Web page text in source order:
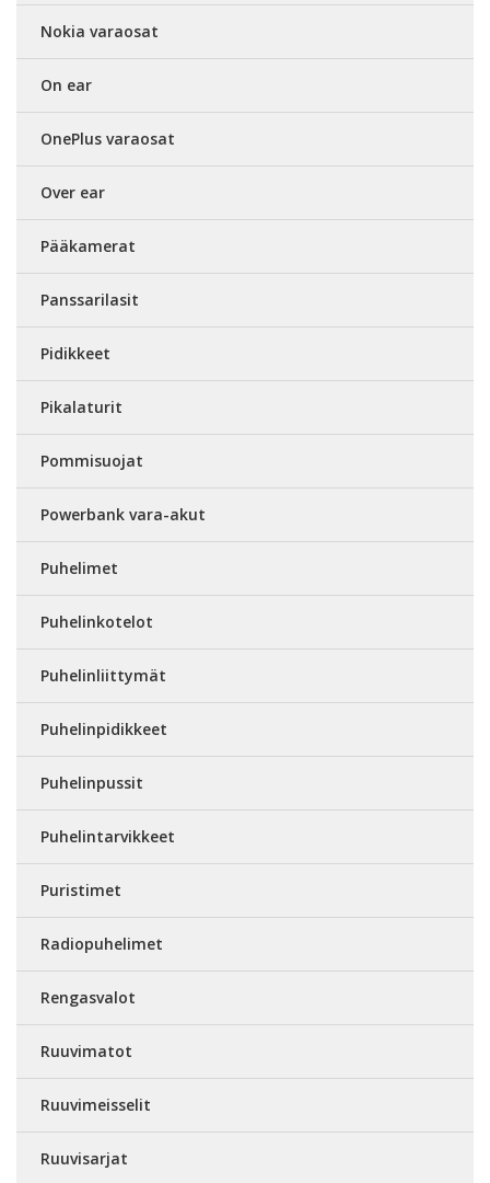
Nokia varaosat
On ear
OnePlus varaosat
Over ear
Pääkamerat
Panssarilasit
Pidikkeet
Pikalaturit
Pommisuojat
Powerbank vara-akut
Puhelimet
Puhelinkotelot
Puhelinliittymät
Puhelinpidikkeet
Puhelinpussit
Puhelintarvikkeet
Puristimet
Radiopuhelimet
Rengasvalot
Ruuvimatot
Ruuvimeisselit
Ruuvisarjat